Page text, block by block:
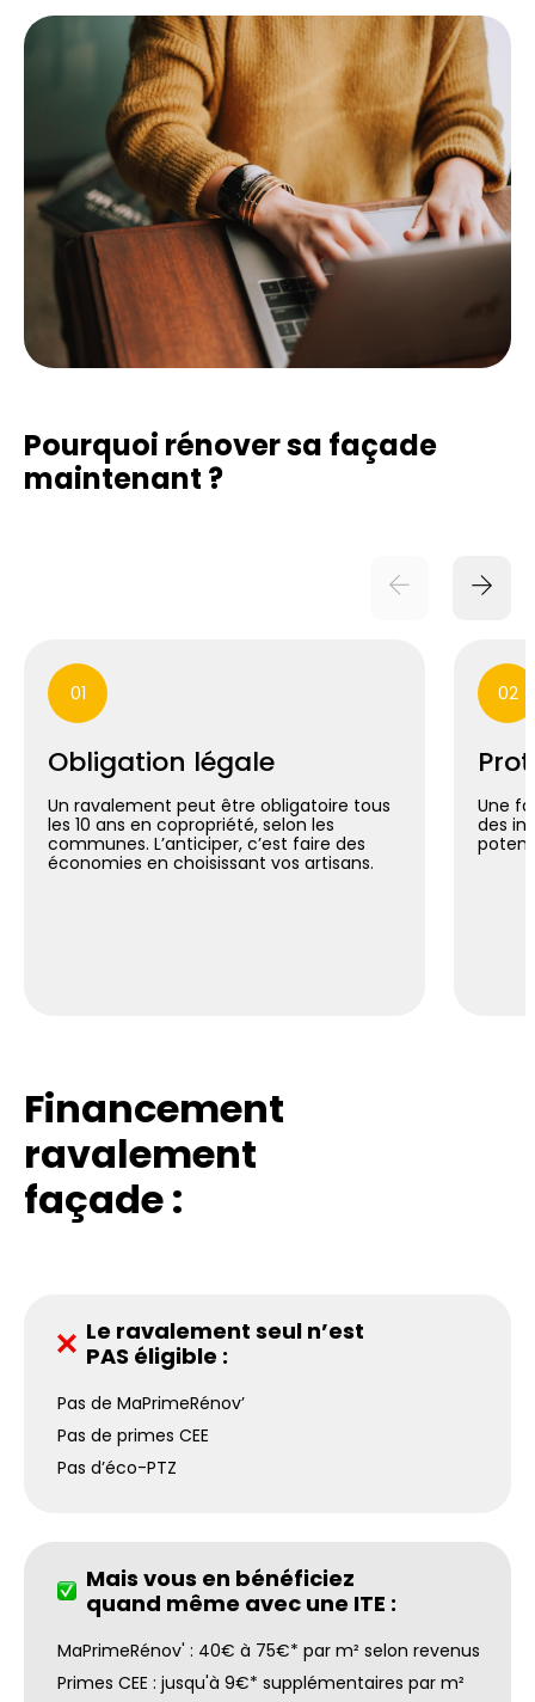
Pourquoi rénover sa façade
maintenant ?
01
Obligation légale
Un ravalement peut être obligatoire tous
les 10 ans en copropriété, selon les
communes. L’anticiper, c’est faire des
économies en choisissant vos artisans.
02
Une
des
Financement
ravalement
façade :
Le ravalement seul n’est
PAS éligible :
Pas de MaPrimeRénov’
Pas de primes CEE
Pas d’éco-PTZ
Mais vous en bénéficiez
quand même avec une ITE :
MaPrimeRénov' : 40€ à 75€* par m² selon revenus
Primes CEE : jusqu'à 9€* supplémentaires par m²